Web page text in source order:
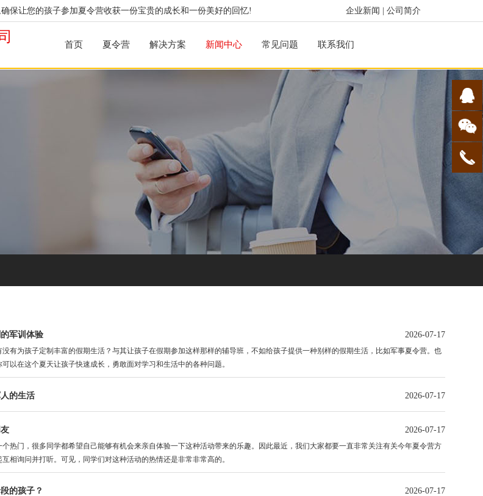
企业新闻 公司简介
保让您的孩子参加夏令营收获一份宝贵的成长和一份美好的回忆!
首页 夏令营 解决方案 新闻中心 常见问题 联系我们
军训体验 2026-07-17
有为孩子定制丰富的假期生活？与其让孩子在假期参加这样那样的辅导班，不如给孩子提供一种别样的假期生活，比如军事夏令营。也
以在这个夏天让孩子快速成长，勇敢面对学习和生活中的各种问题。
的生活 2026-07-17
2026-07-17
门，很多同学都希望自己能够有机会来亲自体验一下这种活动带来的乐趣。因此最近，我们大家都要一直非常关注有关今年夏令营方
相询问并打听。可见，同学们对这种活动的热情还是非常非常高的。
的孩子？ 2026-07-17